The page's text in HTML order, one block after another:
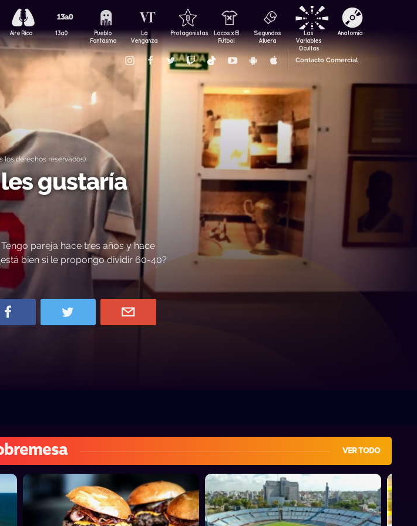
Aire Rico 13a0
Pueblo
Fantasma
La
Venganza
Protagonistas
Locos x El
Fútbol
Segundos
Afuera
Las
Variables
Ocultas
Anatomía
Contacto Comercial
derechos reservados)
gustaría
pareja hace tres años y hace
bien si le propongo dividir 60-40?
VER TODO